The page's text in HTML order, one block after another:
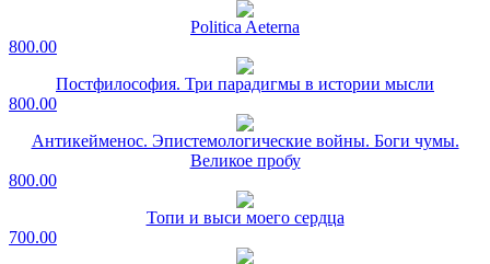
Politica Aeterna
800.00
Постфилософия. Три парадигмы в истории мысли
800.00
Антикейменос. Эпистемологические войны. Боги чумы.
Великое пробу
800.00
Топи и выси моего сердца
700.00